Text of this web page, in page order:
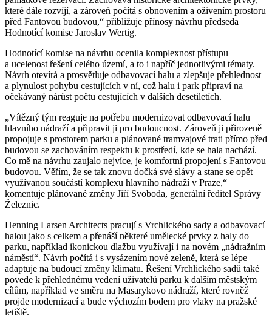
které dále rozvíjí, a zároveň počítá s obnovením a oživením prostoru
před Fantovou budovou,“ přibližuje přínosy návrhu předseda
Hodnotící komise Jaroslav Wertig.
Hodnotící komise na návrhu ocenila komplexnost přístupu
a ucelenost řešení celého území, a to i napříč jednotlivými tématy.
Návrh otevírá a prosvětluje odbavovací halu a zlepšuje přehlednost
a plynulost pohybu cestujících v ní, což halu i park připraví na
očekávaný nárůst počtu cestujících v dalších desetiletích.
„Vítězný tým reaguje na potřebu modernizovat odbavovací halu
hlavního nádraží a připravit ji pro budoucnost. Zároveň ji přirozeně
propojuje s prostorem parku a plánované tramvajové trati přímo před
budovou se zachováním respektu k prostředí, kde se hala nachází.
Co mě na návrhu zaujalo nejvíce, je komfortní propojení s Fantovou
budovou. Věřím, že se tak znovu dočká své slávy a stane se opět
využívanou součástí komplexu hlavního nádraží v Praze,“
komentuje plánované změny Jiří Svoboda, generální ředitel Správy
Železnic.
Henning Larsen Architects pracují s Vrchlického sady a odbavovací
halou jako s celkem a přenáší některé umělecké prvky z haly do
parku, například ikonickou dlažbu využívají i na novém „nádražním
náměstí“. Návrh počítá i s vysázením nové zeleně, která se lépe
adaptuje na budoucí změny klimatu. Řešení Vrchlického sadů také
povede k přehlednému vedení uživatelů parku k dalším městským
cílům, například ve směru na Masarykovo nádraží, které rovněž
projde modernizací a bude výchozím bodem pro vlaky na pražské
letiště.